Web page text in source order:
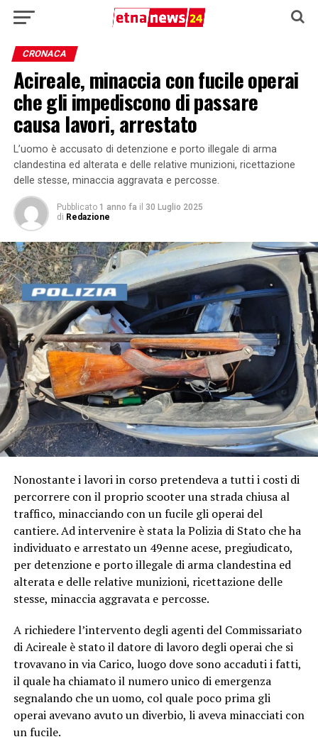
CRONACA
Acireale, minaccia con fucile operai
che gli impediscono di passare
causa lavori, arrestato
L’uomo è accusato di detenzione e porto illegale di arma
clandestina ed alterata e delle relative munizioni, ricettazione
delle stesse, minaccia aggravata e percosse.
Pubblicato 1 anno fa il 30 Luglio 2025
di Redazione
Nonostante i lavori in corso pretendeva a tutti i costi di
percorrere con il proprio scooter una strada chiusa al
traffico, minacciando con un fucile gli operai del
cantiere. Ad intervenire è stata la Polizia di Stato che ha
individuato e arrestato un 49enne acese, pregiudicato,
per detenzione e porto illegale di arma clandestina ed
alterata e delle relative munizioni, ricettazione delle
stesse, minaccia aggravata e percosse.
A richiedere l’intervento degli agenti del Commissariato
di Acireale è stato il datore di lavoro degli operai che si
trovavano in via Carico, luogo dove sono accaduti i fatti,
il quale ha chiamato il numero unico di emergenza
segnalando che un uomo, col quale poco prima gli
operai avevano avuto un diverbio, li aveva minacciati con
un fucile.